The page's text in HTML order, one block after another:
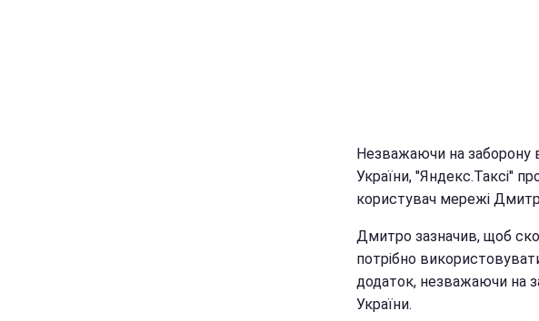
Незважаючи на заборону
України, "Яндекс.Таксі"
користувач мережі
Дмитро зазначив, щоб
потрібно
додаток, незважаючи на
України.